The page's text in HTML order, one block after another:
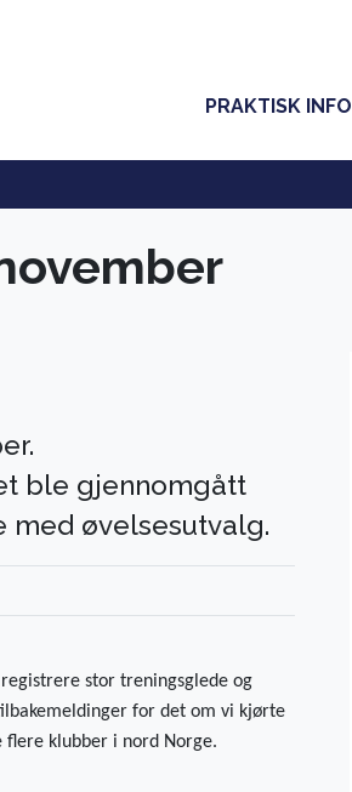
PRAKTISK INFO
ble gjennomgått
øvelsesutvalg.
stor treningsglede og
for det om vi kjørte
klubber i nord Norge.